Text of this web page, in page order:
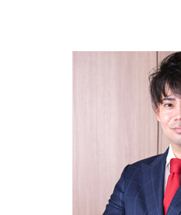
相続とは
特別受益 持ち戻し
東京都 医療過誤 弁護士
江東区 労働問題 弁護士
神奈川県 相続 弁護士
目黒区 医療過誤 弁護士
中央区 離婚問題 弁護士
東京都 離婚問題 弁護士
埼玉県 医療過誤 弁護士
目黒区 離婚問題 弁護士